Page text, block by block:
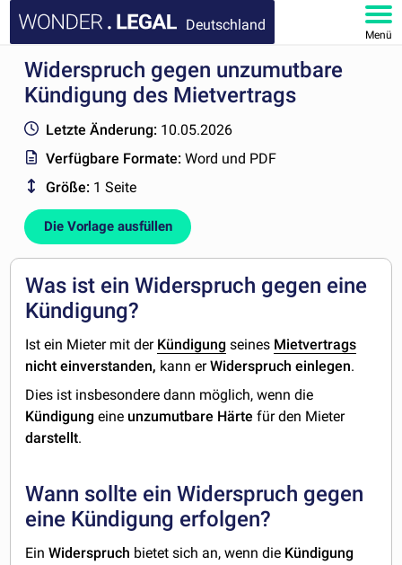
Deutschland
Menü
HOMEPAGE
FAQ
KONTAKT
MEIN KONTO
Widerspruch gegen unzumutbare
Kündigung des Mietvertrags
Letzte Änderung: 10.05.2026
Verfügbare Formate:Word und PDF
Größe: 1 Seite
Die Vorlage ausfüllen
Was ist ein Widerspruch gegen eine
Kündigung?
Ist ein Mieter mit der Kündigung seines Mietvertrags
nicht einverstanden, kann erWiderspruch einlegen.
Dies ist insbesondere dann möglich, wenn die
Kündigung eine unzumutbare Härte für den Mieter
darstellt.
Wann sollte ein Widerspruch gegen
eine Kündigung erfolgen?
EinWiderspruch bietet sich an, wenn die Kündigung